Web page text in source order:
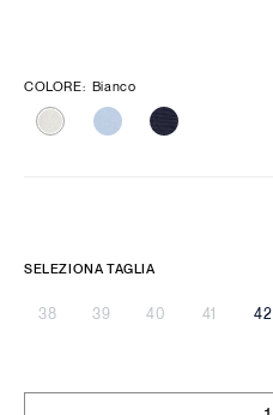
COLORE: Bianco
SELEZIONA TAGLIA
38 39 40 41 42